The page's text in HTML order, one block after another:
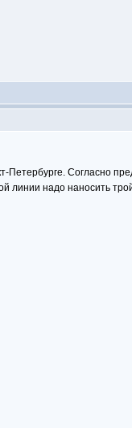
Согласно
линии надо наносить